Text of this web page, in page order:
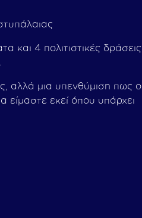
και 4 πολιτιστικές δράσεις,
αλλά μια υπενθύμιση πως ο
είμαστε εκεί όπου υπάρχει